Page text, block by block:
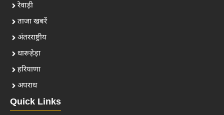
रेवाड़ी
ताजा खबरें
अंतरराष्ट्रीय
धारूहेड़ा
हरियाणा
अपराध
Quick Links